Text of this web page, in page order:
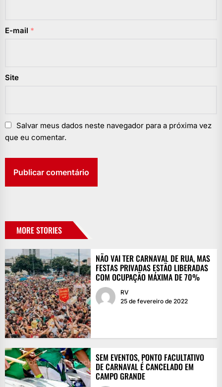
E-mail *
Site
Salvar meus dados neste navegador para a próxima vez
que eu comentar.
MORE STORIES
NÃO VAI TER CARNAVAL DE RUA, MAS
FESTAS PRIVADAS ESTÃO LIBERADAS
COM OCUPAÇÃO MÁXIMA DE 70%
RV
25 de fevereiro de 2022
SEM EVENTOS, PONTO FACULTATIVO
DE CARNAVAL É CANCELADO EM
CAMPO GRANDE